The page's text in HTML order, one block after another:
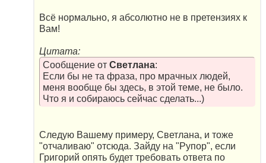
Всё нормально, я абсолютно не в претензиях к
Вам!
Цитата:
Сообщение от Светлана:
Если бы не та фраза, про мрачных людей,
меня вообще бы здесь, в этой теме, не было.
Что я и собираюсь сейчас сделать...)
Следую Вашему примеру, Светлана, и тоже
"отчаливаю" отсюда. Зайду на "Рупор", если
Григорий опять будет требовать ответа по